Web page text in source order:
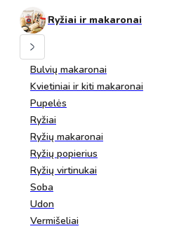
Ryžiai ir makaronai
Bulvių makaronai
Kvietiniai ir kiti makaronai
Pupelės
Ryžiai
Ryžių makaronai
Ryžių popierius
Ryžių virtinukai
Soba
Udon
Vermišeliai